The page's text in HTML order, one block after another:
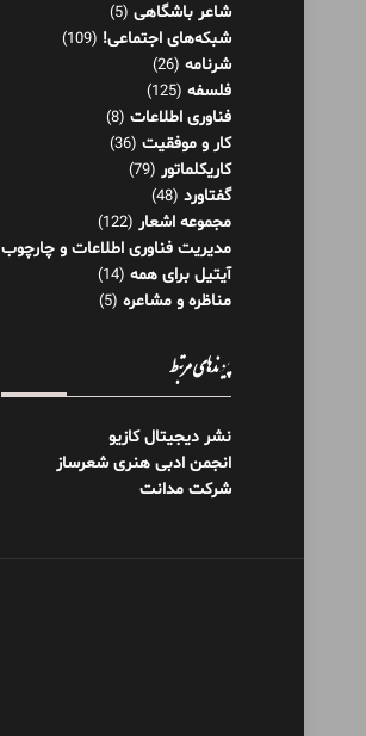
شاعر باشگاهی (5)
شبکه‌های اجتماعی! (109)
شرنامه (26)
فلسفه (125)
فناوری اطلاعات (8)
کار و موفقیت (36)
کاریکلماتور (79)
گفتاورد (48)
مجموعه اشعار (122)
مدیریت فناوری اطلاعات و چارچوب ITIL
آیتیل برای همه (14)
مناظره و مشاعره (5)
پیوندهای مرتبط
نشر دیجیتال کازیو
انجمن ادبی هنری شعرساز
شرکت مدانت